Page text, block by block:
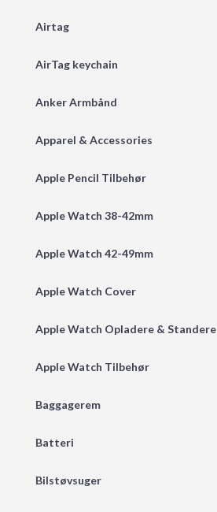
Airtag
AirTag keychain
Anker Armbånd
Apparel & Accessories
Apple Pencil Tilbehør
Apple Watch 38-42mm
Apple Watch 42-49mm
Apple Watch Cover
Apple Watch Opladere & Standere
Apple Watch Tilbehør
Baggagerem
Batteri
Bilstøvsuger